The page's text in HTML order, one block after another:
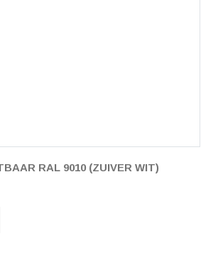
RAL 9010 (ZUIVER WIT)